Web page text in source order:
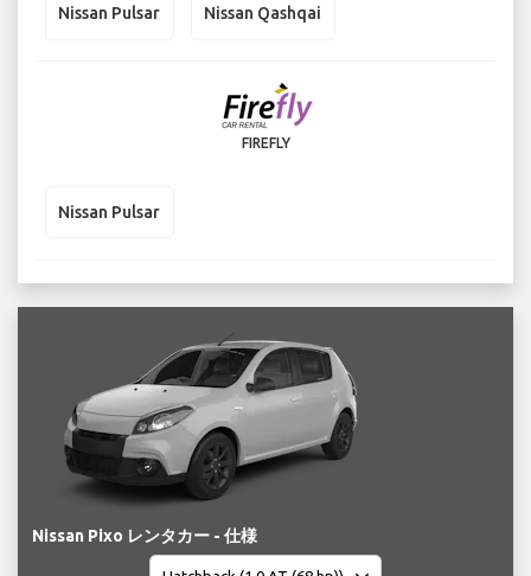
Nissan Pulsar Nissan Qashqai
FIREFLY
Nissan Pulsar
Nissan Pixo レンタカー - 仕様